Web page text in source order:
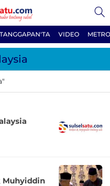
TANGGAPAN'TA VIDEO
Muhyiddin